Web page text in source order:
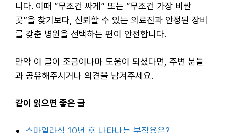
니다. 이때 “무조건 싸게” 또는 “무조건 가장 비싼
곳”을 찾기보다, 신뢰할 수 있는 의료진과 안정된 장비
를 갖춘 병원을 선택하는 편이 안전합니다.
만약 이 글이 조금이나마 도움이 되셨다면, 주변 분들
과 공유해주시거나 의견을 남겨주세요.
같이 읽으면 좋은 글
스마일라식 10년 후 나타나는 부작용은?